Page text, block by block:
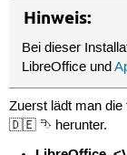
Hinweis:
Bei dieser
LibreOffice und
Zuerst lädt man
🇩🇪 ⮷ herunter.